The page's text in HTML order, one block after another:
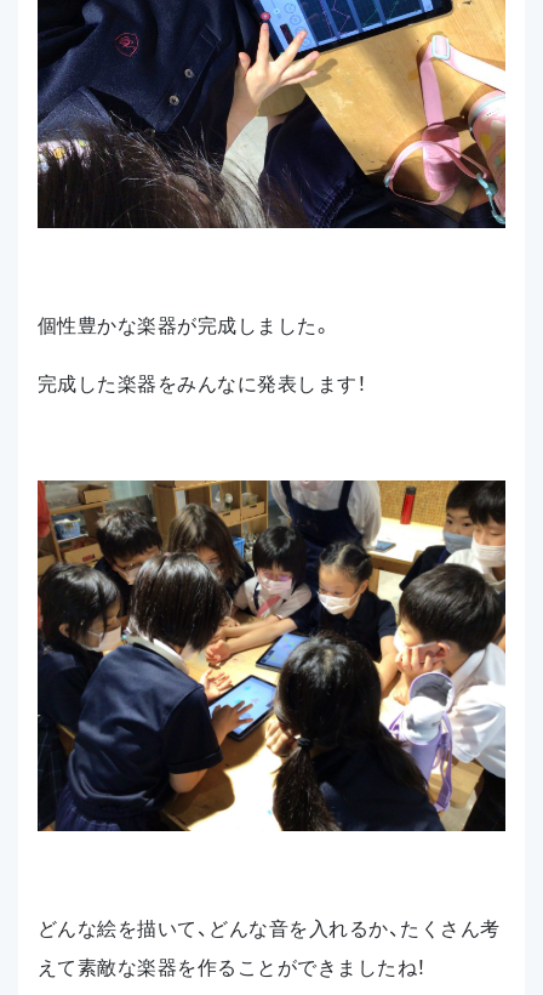
個性豊かな楽器が完成しました。
完成した楽器をみんなに発表します！
どんな絵を描いて、どんな音を入れるか、たくさん考
えて素敵な楽器を作ることができましたね！